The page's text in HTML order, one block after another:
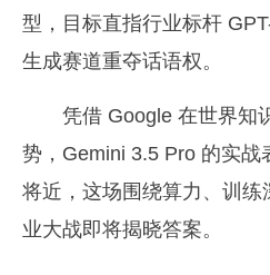
型，目标直指行业标杆
生成赛道重夺话语权。
凭借 Google 在世界知
势，Gemini 3.5 Pro 的实战
将近，这场围绕算力、训
业大战即将揭晓答案。